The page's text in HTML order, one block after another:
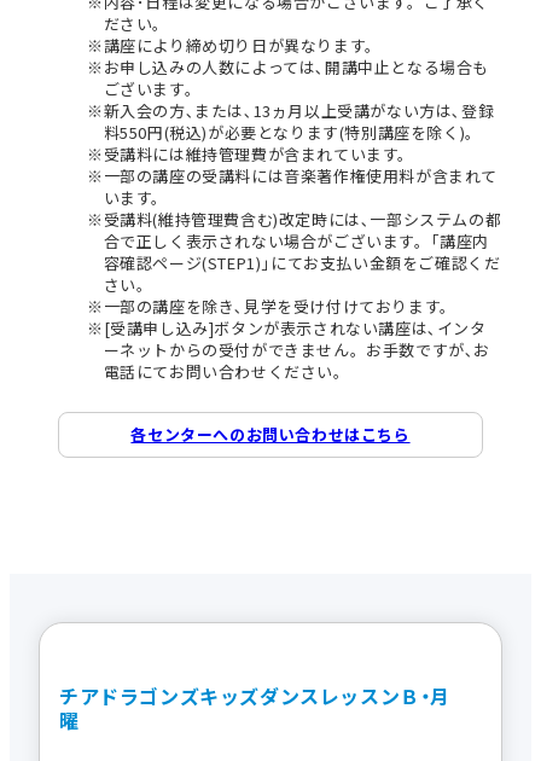
ださい。
講座により締め切り日が異なります。
お申し込みの人数によっては､開講中止となる場合も
ございます。
新入会の方､または､13ヵ月以上受講がない方は､登録
料550円(税込)が必要となります(特別講座を除く)。
受講料には維持管理費が含まれています。
一部の講座の受講料には音楽著作権使用料が含まれて
います。
受講料(維持管理費含む)改定時には､一部システムの都
合で正しく表示されない場合がございます。｢講座内
容確認ページ(STEP1)｣にてお支払い金額をご確認くだ
さい。
一部の講座を除き､見学を受け付けております。
[受講申し込み]ボタンが表示されない講座は､インタ
ーネットからの受付ができません。お手数ですが､お
電話にてお問い合わせください。
各センターへのお問い合わせはこちら
チアドラゴンズキッズダンスレッスンＢ・月
曜